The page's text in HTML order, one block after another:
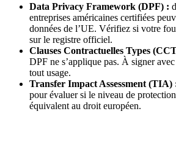
Data Privacy Framework (DPF) :
entreprises américaines certifiées
données de l’UE. Vérifiez si votre
sur le registre officiel.
Clauses Contractuelles Types
DPF ne s’applique pas. À signer
tout usage.
Transfer Impact Assessment (TIA)
pour évaluer si le niveau de
équivalent au droit européen.